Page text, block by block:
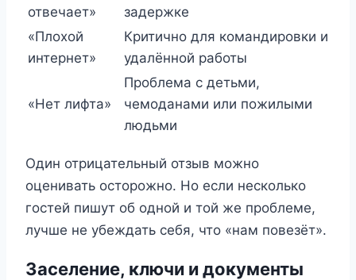
отвечает»
задержке
«Плохой
интернет»
Критично для командировки и
удалённой работы
«Нет лифта»
Проблема с детьми,
чемоданами или пожилыми
людьми
Один отрицательный отзыв можно
оценивать осторожно. Но если несколько
гостей пишут об одной и той же проблеме,
лучше не убеждать себя, что «нам повезёт».
Заселение, ключи и документы